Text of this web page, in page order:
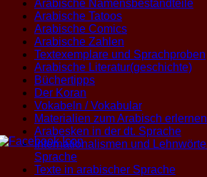
Arabische Namensbestandteile
Arabische Tatoos
Arabische Comics
Arabische Zahlen
Textexemplare und Sprachproben
Arabische Literatur(geschichte)
Büchertipps
Der Koran
Vokabeln / Vokabular
Materialien zum Arabisch erlernen
Arabesken in der dt. Sprache
Internationalismen und
Sprache
Texte in arabischer Sprache